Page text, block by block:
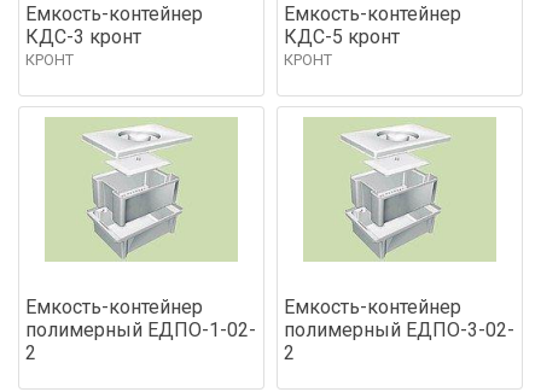
Емкость-контейнер
КДС-3 кронт
КРОНТ
Емкость-контейнер
КДС-5 кронт
КРОНТ
Емкость-контейнер
полимерный ЕДПО-1-02-
2
Емкость-контейнер
полимерный ЕДПО-3-02-
2